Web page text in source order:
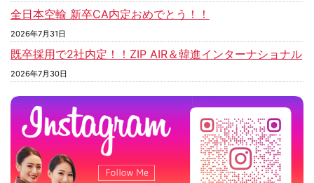
全日本空輸 新卒CA内定おめでとう！！
2026年7月31日
既卒採用で2社内定！！ZIP AIR＆韓進インターナショナル
2026年7月30日